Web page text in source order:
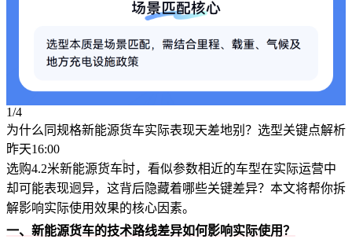
1/4
为什么同规格新能源货车实际表现天差地别？选型关键点解析
昨天16:00
选购4.2米新能源货车时，看似参数相近的车型在实际运营中
却可能表现迥异，这背后隐藏着哪些关键差异？本文将帮你拆
解影响实际使用效果的核心因素。
一、新能源货车的技术路线差异如何影响实际使用？